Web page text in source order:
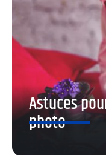
Astuces
photo